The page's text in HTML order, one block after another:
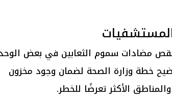
نقص مضادات سموم الثعابين في بعض
خطة وزارة الصحة لضمان وجود مخزون
الأكثر تعرضًا للخطر.